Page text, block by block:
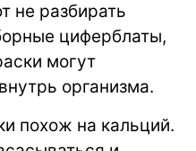
не разбирать
циферблаты,
могут
организма.
похож на кальций.